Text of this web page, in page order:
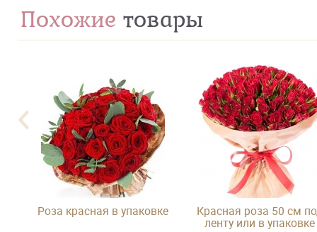
Похожие товары
Роза красная в упаковке Красная роза 50 см
ленту или в упаковке